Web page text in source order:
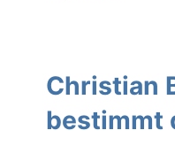
Christian
bestimmt